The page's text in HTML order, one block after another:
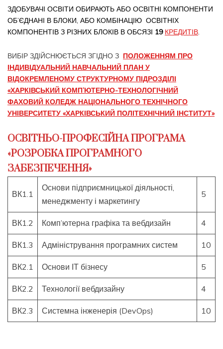
ЗДОБУВАЧІ ОСВІТИ ОБИРАЮТЬ АБО ОСВІТНІ КОМПОНЕНТИ
ОБ’ЄДНАНІ В БЛОКИ, АБО КОМБІНАЦІЮ ОСВІТНІХ
КОМПОНЕНТІВ З РІЗНИХ БЛОКІВ В ОБСЯЗІ 19 КРЕДИТІВ.
ВИБІР ЗДІЙСНЮЄТЬСЯ ЗГІДНО З ПОЛОЖЕННЯМ ПРО
ІНДИВІДУАЛЬНИЙ НАВЧАЛЬНИЙ ПЛАН У
ВІДОКРЕМЛЕНОМУ СТРУКТУРНОМУ ПІДРОЗДІЛІ
«ХАРКІВСЬКИЙ КОМП’ЮТЕРНО-ТЕХНОЛОГІЧНИЙ
ФАХОВИЙ КОЛЕДЖ НАЦІОНАЛЬНОГО ТЕХНІЧНОГО
УНІВЕРСИТЕТУ «ХАРКІВСЬКИЙ ПОЛІТЕХНІЧНИЙ ІНСТИТУТ»
ОСВІТНЬО-ПРОФЕСІЙНА ПРОГРАМА
«РОЗРОБКА ПРОГРАМНОГО
ЗАБЕЗПЕЧЕННЯ»
ВК1.1
Основи підприємницької діяльності,
менеджменту і маркетингу
5
ВК1.2 Комп’ютерна графіка та вебдизайн 4
ВК1.3 Адміністрування програмних систем 10
ВК2.1 Основи ІТ бізнесу 5
ВК2.2 Технології вебдизайну 4
ВК2.3 Системна інженерія (DevOps) 10